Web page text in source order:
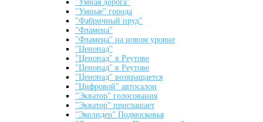
"Умная дорога"
"Умные" города
"Фабричный пруд"
"Фламена"
"Фламена" на новом уровне
"Ценопад"
"Ценопад" в Реутове
"Ценопад" в Реутове
"Ценопад" возвращается
"Цифровой" автосалон
"Экватор" голосования
"Экватор" приглашает
"Эколидер" Подмосковья